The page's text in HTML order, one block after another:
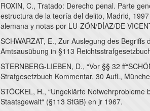
ROXIN, C., Tratado: Derecho penal. Parte
estructura de la teoría del delito, Madrid,
alemana y notas por LU-ZÓN/DÍAZ/DE
SCHWARZAT, E., Zur Auslegung des Begriffs
Amtsausübung in §113
STERNBERG-LIEBEN, D., “Vor §§ 32
Strafgesetzbuch Kommentar, 30 Aufl.,
STÖCKEL, H., “Ungeklärte Notwehrprobleme
Staatsgewalt“ (§113 StGB) en jr 1967.